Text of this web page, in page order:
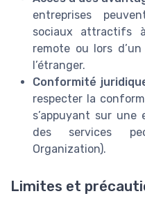
entreprises
sociaux attractifs
remote ou lors
l’étranger.
Conformité
respecter la
s’appuyant sur
des services
Organization).
Limites et